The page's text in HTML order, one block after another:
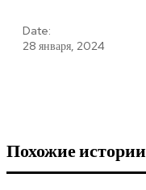
Date:
28 января, 2024
Похожие истории